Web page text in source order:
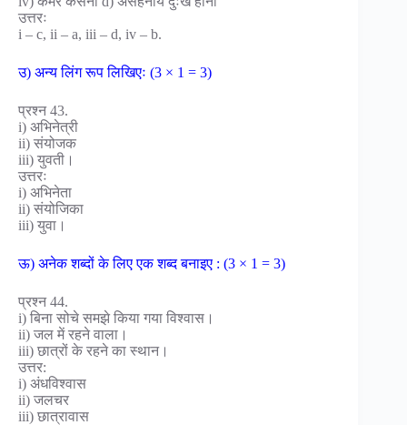
उत्तरः
i – c, ii – a, iii – d, iv – b.
उ) अन्य लिंग रूप लिखिएः (3 × 1 = 3)
प्रश्न 43.
i) अभिनेत्री
ii) संयोजक
iii) युवती।
उत्तरः
i) अभिनेता
ii) संयोजिका
iii) युवा।
ऊ) अनेक शब्दों के लिए एक शब्द बनाइए : (3 × 1 = 3)
प्रश्न 44.
i) बिना सोचे समझे किया गया विश्वास।
ii) जल में रहने वाला।
iii) छात्रों के रहने का स्थान।
उत्तर:
i) अंधविश्वास
ii) जलचर
iii) छात्रावास